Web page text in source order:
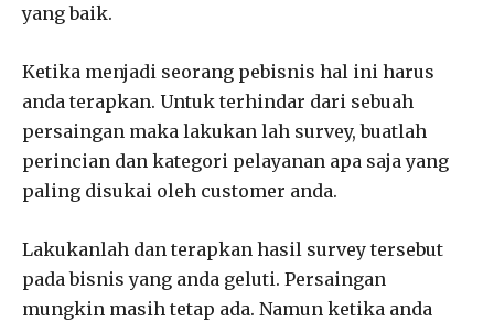
yang baik.
Ketika menjadi seorang pebisnis hal ini harus
anda terapkan. Untuk terhindar dari sebuah
persaingan maka lakukan lah survey, buatlah
perincian dan kategori pelayanan apa saja yang
paling disukai oleh customer anda.
Lakukanlah dan terapkan hasil survey tersebut
pada bisnis yang anda geluti. Persaingan
mungkin masih tetap ada. Namun ketika anda